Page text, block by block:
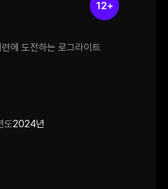
12+
에 도전하는 로그라이트
도2024년